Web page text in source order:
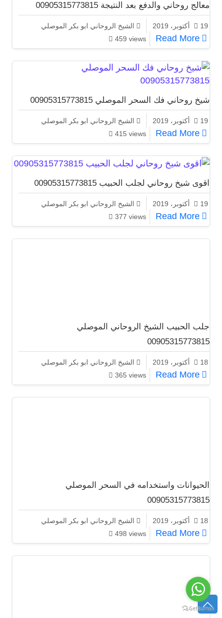
معالج روحاني والدفع بعد النتيجة 00905315773815
19 أكتوبر، 2019
الشيخ الروحاني ابو بكر الموصلي
459 views
Read More
معالج روحاني والدفع بعد النتيجة 00905315773815
شيخ روحاني فك السحر الموصلي 00905315773815
19 أكتوبر، 2019
الشيخ الروحاني ابو بكر الموصلي
415 views
Read More
شيخ روحاني فك السحر الموصلي 00905315773815
اقوى شيخ روحاني لجلب الحبيب 00905315773815
19 أكتوبر، 2019
الشيخ الروحاني ابو بكر الموصلي
377 views
Read More
اقوى شيخ روحاني لجلب الحبيب 00905315773815
جلب الحبيب الشيخ الروحاني الموصلي
00905315773815
18 أكتوبر، 2019
الشيخ الروحاني ابو بكر الموصلي
365 views
Read More
جلب الحبيب الشيخ الروحاني الموصلي 00905315773815
الحيوانات واستخدامه في السحر الموصلي
00905315773815
18 أكتوبر، 2019
الشيخ الروحاني ابو بكر الموصلي
498 views
Read More
الحيوانات واستخدامه في السحر الموصلي 00905315773815